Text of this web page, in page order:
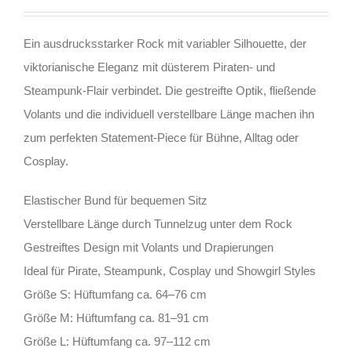
Ein ausdrucksstarker Rock mit variabler Silhouette, der
viktorianische Eleganz mit düsterem Piraten- und
Steampunk-Flair verbindet. Die gestreifte Optik, fließende
Volants und die individuell verstellbare Länge machen ihn
zum perfekten Statement-Piece für Bühne, Alltag oder
Cosplay.
Elastischer Bund für bequemen Sitz
Verstellbare Länge durch Tunnelzug unter dem Rock
Gestreiftes Design mit Volants und Drapierungen
Ideal für Pirate, Steampunk, Cosplay und Showgirl Styles
Größe S: Hüftumfang ca. 64–76 cm
Größe M: Hüftumfang ca. 81–91 cm
Größe L: Hüftumfang ca. 97–112 cm